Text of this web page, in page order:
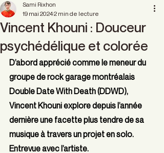
Vincent Khouni : Douceur
psychédélique et colorée
Sami Rixhon
19 mai 20242 min de lecture
D’abord apprécié comme le meneur du
groupe de rock garage montréalais
Double Date With Death (DDWD),
Vincent Khouni explore depuis l’année
dernière une facette plus tendre de sa
musique à travers un projet en solo.
Entrevue avec l’artiste.